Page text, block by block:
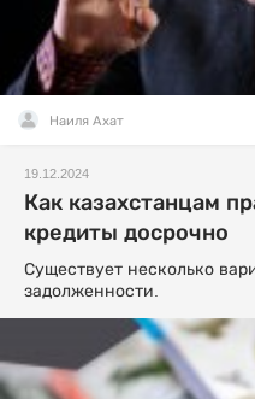
Наиля Ахат
19.12.2024
Как казахстанцам
кредиты досрочно
Существует несколько
задолженности.